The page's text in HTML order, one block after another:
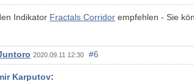
Indikator Fractals Corridor empfehlen - Sie
2020.09.11 12:30 #6
Karputov: